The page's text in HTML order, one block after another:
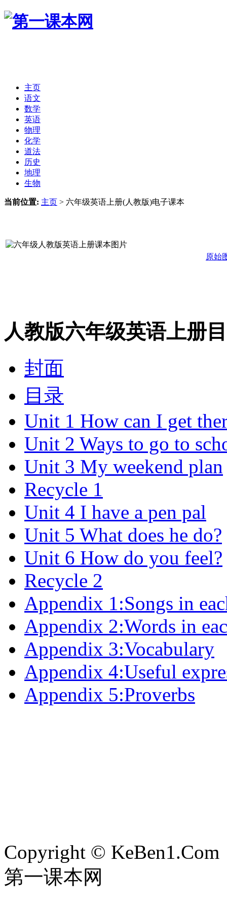
主页
语文
数学
英语
物理
化学
道法
历史
地理
生物
当前位置: 主页 > 六年级英语上册(人教版)电子课本
原始
人教版六年级英语上册
封面
目录
Unit 1 How can I get
Unit 2 Ways to go to
Unit 3 My weekend plan
Recycle 1
Unit 4 I have a pen pal
Unit 5 What does he do?
Unit 6 How do you feel?
Recycle 2
Appendix 1:Songs in
Appendix 2:Words in
Appendix 3:Vocabulary
Appendix 4:Useful
Appendix 5:Proverbs
Copyright © KeBen1.Com
第一课本网